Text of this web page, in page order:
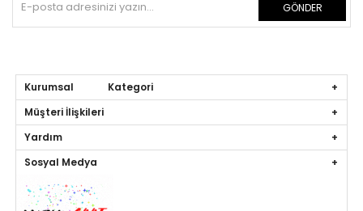
GÖNDER
Kurumsal Kategori
Müşteri İlişkileri
Yardım
Sosyal Medya